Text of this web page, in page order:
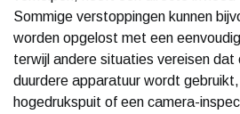
Sommige verstoppingen kunnen
worden opgelost met een
terwijl andere situaties vereisen dat
duurdere apparatuur wordt
hogedrukspuit of een camera-